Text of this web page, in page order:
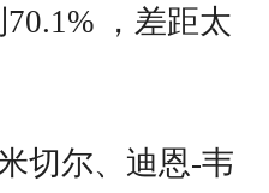
，差距太
切尔、迪恩-韦